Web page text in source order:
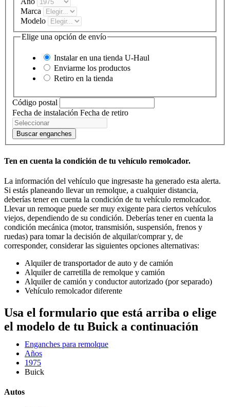
Marca
Modelo
Elige una opción de envío
Instalar en una tienda U-Haul
Enviarme los productos
Retiro en la tienda
Código postal
Fecha de instalación Fecha de retiro
Buscar enganches
Ten en cuenta la condición de tu vehículo remolcador.
La información del vehículo que ingresaste ha generado esta alerta.
Si estás planeando llevar un remolque, a cualquier distancia,
deberías tener en cuenta la condición de tu vehículo remolcador.
Llevar un remoque puede ser muy exigente para ciertos vehículos
viejos, dependiendo de su condición. Deberías tener en cuenta la
condición mecánica (motor, transmisión, suspensión, frenos y
ruedas) para tomar la decisión de alquilar/comprar y, de
corresponder, considerar las siguientes opciones alternativas:
Alquiler de transportador de auto y de camión
Alquiler de carretilla de remolque y camión
Alquiler de camión y conductor autorizado (por separado)
Vehículo remolcador diferente
Usa el formulario que está arriba o elige
el modelo de tu Buick a continuación
Enganches para remolque
Años
1975
Buick
Autos